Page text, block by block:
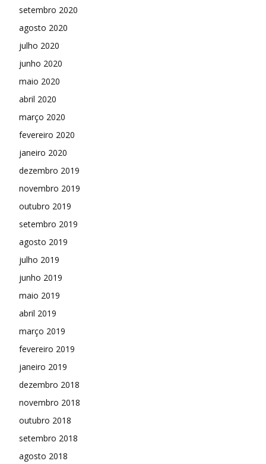
setembro 2020
agosto 2020
julho 2020
junho 2020
maio 2020
abril 2020
março 2020
fevereiro 2020
janeiro 2020
dezembro 2019
novembro 2019
outubro 2019
setembro 2019
agosto 2019
julho 2019
junho 2019
maio 2019
abril 2019
março 2019
fevereiro 2019
janeiro 2019
dezembro 2018
novembro 2018
outubro 2018
setembro 2018
agosto 2018